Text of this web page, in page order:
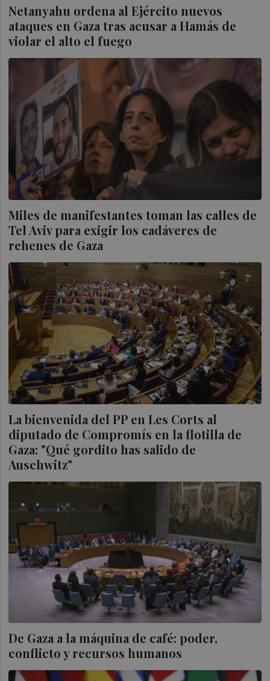
Netanyahu ordena al Ejército nuevos
ataques en Gaza tras acusar a Hamás de
violar el alto el fuego
Miles de manifestantes toman las calles de
Tel Aviv para exigir los cadáveres de
rehenes de Gaza
La bienvenida del PP en Les Corts al
diputado de Compromís en la flotilla de
Gaza: "Qué gordito has salido de
Auschwitz"
De Gaza a la máquina de café: poder,
conflicto y recursos humanos